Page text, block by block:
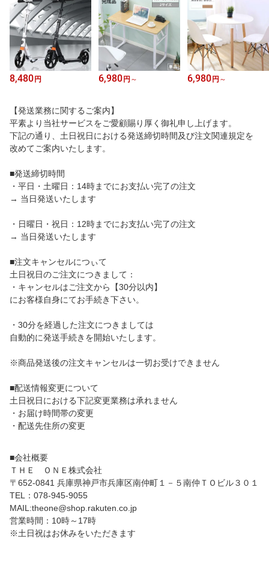
8,480円 6,980円 ～ 6,980円 ～
【発送業務に関するご案内】
平素より当社サービスをご愛顧賜り厚く御礼申し上げます。
下記の通り、土日祝日における発送締切時間及び注文関連規定を
改めてご案内いたします。
■発送締切時間
・平日・土曜日：14時までにお支払い完了の注文
→ 当日発送いたします
・日曜日・祝日：12時までにお支払い完了の注文
→ 当日発送いたします
■注文キャンセルにつぃて
土日祝日のご注文につきまして：
・キャンセルはご注文から【30分以内】
にお客様自身にてお手続き下さい。
・30分を経過した注文につきましては
自動的に発送手続きを開始いたします。
※商品発送後の注文キャンセルは一切お受けできません
■配送情報変更について
土日祝日における下記変更業務は承れません
・お届け時間帯の変更
・配送先住所の変更
■会社概要
ＴＨＥ ＯＮＥ株式会社
〒652-0841 兵庫県神戸市兵庫区南仲町１－５南仲ＴＯビル３０１
TEL：078-945-9055
MAIL:theone@shop.rakuten.co.jp
営業時間：10時～17時
※土日祝はお休みをいただきます